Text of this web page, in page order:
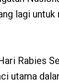
lagi
Rabies
utama